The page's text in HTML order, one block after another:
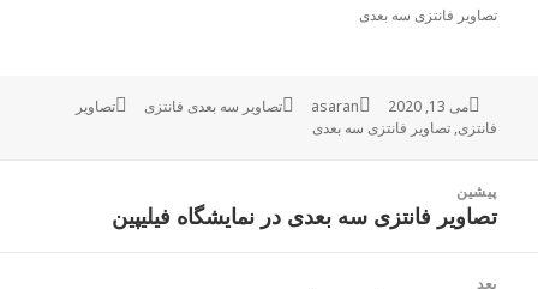
تصاویر فانتزی سه بعدی
ارسال
شده
می 13, 2020 نویسنده
asaran دسته‌ها
تصاویر سه بعدی فانتزی برچسب‌ها
تصاویر
فانتزی,تصاویر فانتزی سه بعدی
نوشته
پیشین
نوشته
تصاویر فانتزی سه بعدی در نمایشگاه فیلیپین
بعد